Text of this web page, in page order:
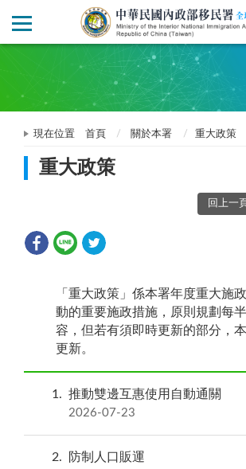
現在位置 首頁 關於本署 重大政策
重大政策
回上一
「重大政策」係本署年度重大施
動的重要施政措施，原則規劃每
容，但若有須即時更新的部分，
更新。
1 推動雙邊互惠使用自動通關
2026-07-23
2 防制人口販運